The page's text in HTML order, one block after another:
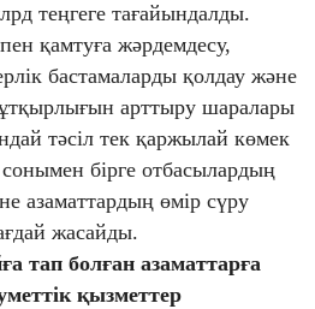
теңгеге тағайындалды.
қамтуға жәрдемдесу,
бастамаларды қолдау және
арттыру шаралары
тәсіл тек қаржылай көмек
бірге отбасылардың
азаматтардың өмір сүру
жасайды.
тап болған азаматтарға
қызметтер